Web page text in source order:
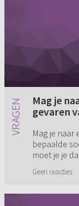
Mag je
gevaren
daar
het is
Mag je naar
bepaalde
moet je je
horen
Geen reacties